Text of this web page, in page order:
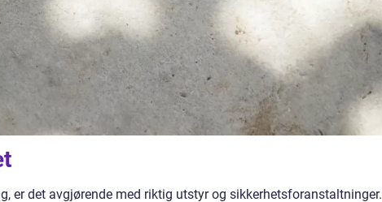
er det avgjørende med riktig utstyr og sikkerhetsforanstaltninger.